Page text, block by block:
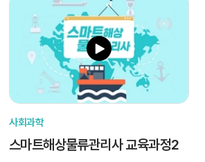
사회과학
스마트해상물류관리사 교육과정2